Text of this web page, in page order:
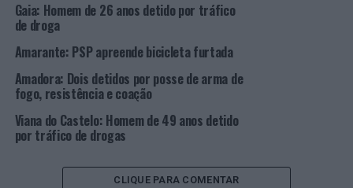
preventiva.
Fotos: PSP.
TÓPICOS RELACIONADOS: BRAGA
CRIMINALIDADE
DESTAQUE
PSP
PRÓXIMO
Funchal: PSP faz uma detenção para cumprimento de
Gaia: Homem de 26 anos detido por tráfico
de droga
Amarante: PSP apreende bicicleta furtada
Amadora: Dois detidos por posse de arma de
fogo, resistência e coação
Viana do Castelo: Homem de 49 anos detido
por tráfico de drogas
CLIQUE PARA COMENTAR